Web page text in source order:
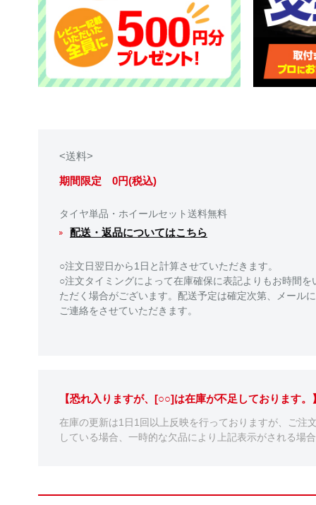
<送料>
期間限定 0円(税込)
タイヤ単品・ホイールセット送料無料
配送・返品についてはこちら
○注文日翌日から1日と計算させていただきます。
○注文タイミングによって在庫確保に表記よりもお時間を
ただく場合がございます。配送予定は確定次第、メール
ご連絡をさせていただきます。
【恐れ入りますが、[○○]は在庫が不足しております
在庫の更新は1日1回以上反映を行っておりますが、ご注
している場合、一時的な欠品により上記表示がされる場